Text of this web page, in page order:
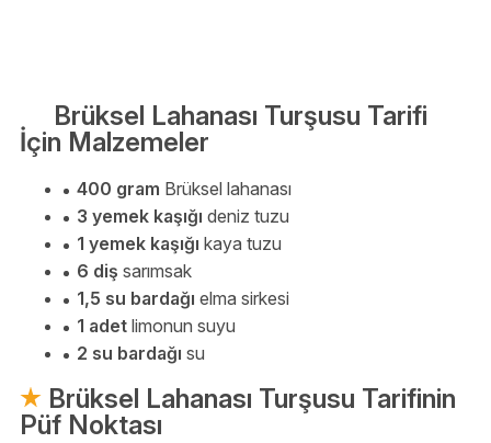
Brüksel Lahanası Turşusu Tarifi
İçin Malzemeler
400 gram Brüksel lahanası
3 yemek kaşığı deniz tuzu
1 yemek kaşığı kaya tuzu
6 diş sarımsak
1,5 su bardağı elma sirkesi
1 adet limonun suyu
2 su bardağı su
Brüksel Lahanası Turşusu Tarifinin
Püf Noktası